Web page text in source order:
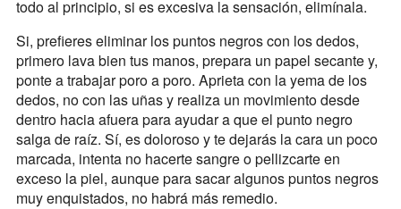
todo al principio, si es excesiva la sensación, elimínala.
Si, prefieres eliminar los puntos negros con los dedos,
primero lava bien tus manos, prepara un papel secante y,
ponte a trabajar poro a poro. Aprieta con la yema de los
dedos, no con las uñas y realiza un movimiento desde
dentro hacia afuera para ayudar a que el punto negro
salga de raíz. Sí, es doloroso y te dejarás la cara un poco
marcada, intenta no hacerte sangre o pellizcarte en
exceso la piel, aunque para sacar algunos puntos negros
muy enquistados, no habrá más remedio.